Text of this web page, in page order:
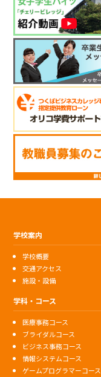
学校案内
学校概要
交通アクセス
施設・設備
学科・コース
医療事務コース
ブライダルコース
ビジネス事務コース
情報システムコース
ゲームプログラマーコース